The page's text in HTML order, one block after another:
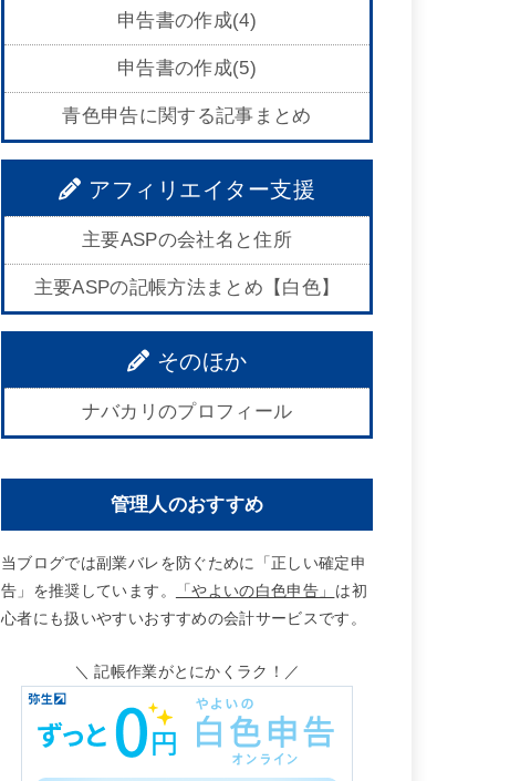
申告書の作成(4)
申告書の作成(5)
青色申告に関する記事まとめ
アフィリエイター支援
主要ASPの会社名と住所
主要ASPの記帳方法まとめ【白色】
そのほか
ナバカリのプロフィール
管理人のおすすめ
当ブログでは副業バレを防ぐために「正しい確定申
告」を推奨しています。
「やよいの白色申告」 は初
心者にも扱いやすいおすすめの会計サービスです。
＼ 記帳作業がとにかくラク！／